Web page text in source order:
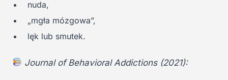
nuda,
„mgła mózgowa”,
lęk lub smutek.
Journal of Behavioral Addictions (2021):